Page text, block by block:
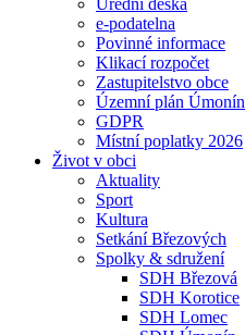
Úřední deska
e-podatelna
Povinné informace
Klikací rozpočet
Zastupitelstvo obce
Územní plán Úmonín
GDPR
Místní poplatky 2026
Život v obci
Aktuality
Sport
Kultura
Setkání Březových
Spolky & sdružení
SDH Březová
SDH Korotice
SDH Lomec